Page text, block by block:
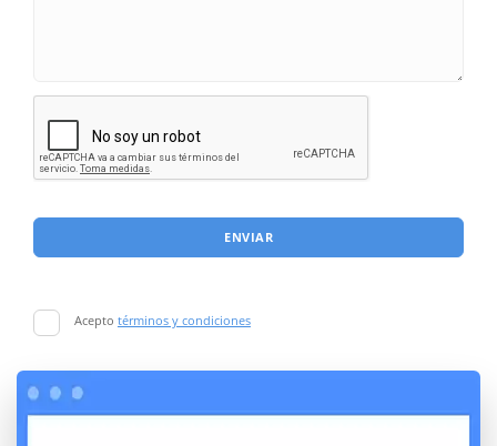
ENVIAR
Acepto términos y condiciones